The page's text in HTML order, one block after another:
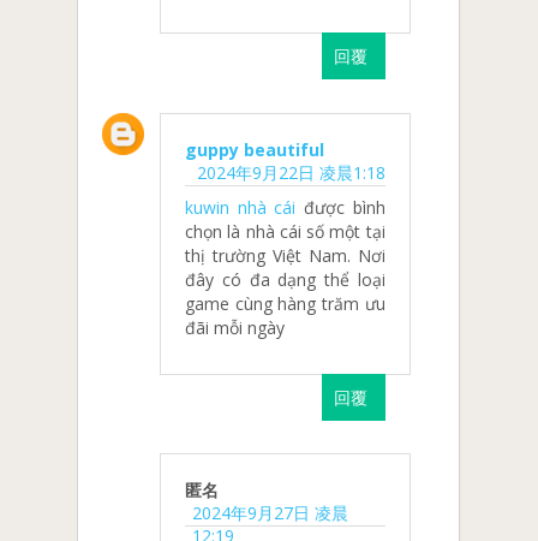
回覆
guppy beautiful
2024年9月22日 凌晨1:18
kuwin nhà cái được bình
chọn là nhà cái số một tại
thị trường Việt Nam. Nơi
đây có đa dạng thể loại
game cùng hàng trăm ưu
đãi mỗi ngày
回覆
匿名
2024年9月27日 凌晨
12:19